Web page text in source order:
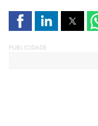
PUBLICIDADE